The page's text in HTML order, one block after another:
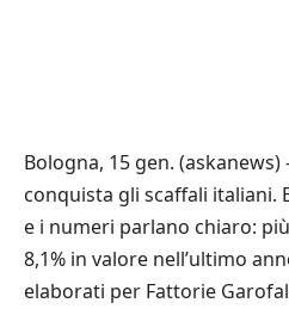
Bologna, 15 gen.
conquista gli scaffali italiani.
e i numeri parlano chiaro:
8,1% in valore nell’ultimo
elaborati per Fattorie